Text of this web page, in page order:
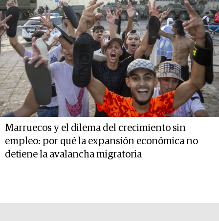
Marruecos y el dilema del crecimiento sin
empleo: por qué la expansión económica no
detiene la avalancha migratoria